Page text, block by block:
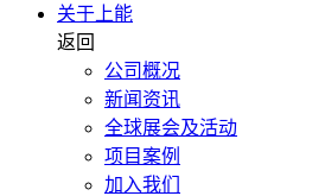
关于上能
返回
公司概况
新闻资讯
全球展会及活动
项目案例
加入我们